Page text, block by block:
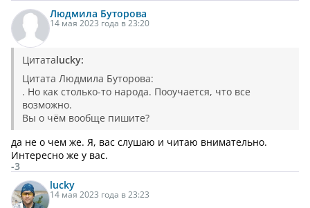
Людмила Буторова
14 мая 2023 года в 23:20
Цитатаlucky:
Цитата Людмила Буторова:
. Но как столько-то народа. Пооучается, что все
возможно.
Вы о чём вообще пишите?
да не о чем же. Я, вас слушаю и читаю внимательно.
Интересно же у вас.
-3
lucky
14 мая 2023 года в 23:23